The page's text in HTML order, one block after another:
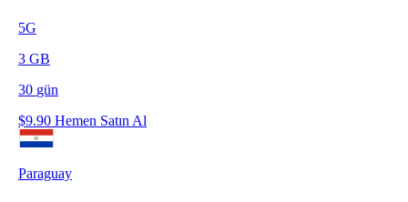
5G
3 GB
30 gün
$9.90 Hemen Satın Al
Paraguay